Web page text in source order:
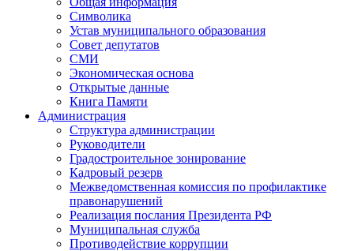
Символика
Устав муниципального образования
Совет депутатов
СМИ
Экономическая основа
Открытые данные
Книга Памяти
Администрация
Структура администрации
Руководители
Градостроительное зонирование
Кадровый резерв
Межведомственная комиссия по профилактике
правонарушений
Реализация послания Президента РФ
Муниципальная служба
Противодействие коррупции